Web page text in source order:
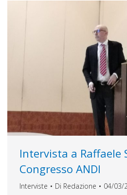
Intervista a Raffaele
Congresso ANDI
Interviste Di Redazione 04/03/